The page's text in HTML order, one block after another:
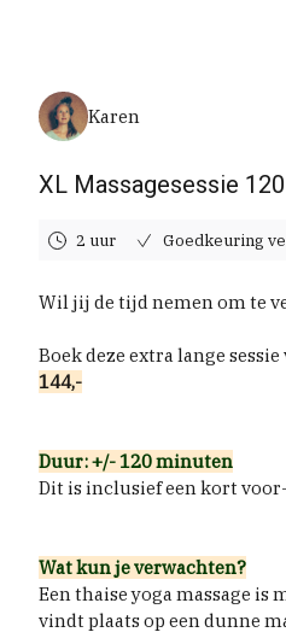
Karen
XL Massagesessie
2 uur Goedkeuring
Wil jij de tijd nemen om te
Boek deze extra lange sessie
144,-
Duur: +/- 120 minuten
Dit is inclusief een kort
Wat kun je verwachten?
Een thaise yoga massage
vindt plaats op een dunne